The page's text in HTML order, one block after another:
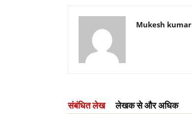
Mukesh kumar
संबंधित लेख लेखक से और अधिक